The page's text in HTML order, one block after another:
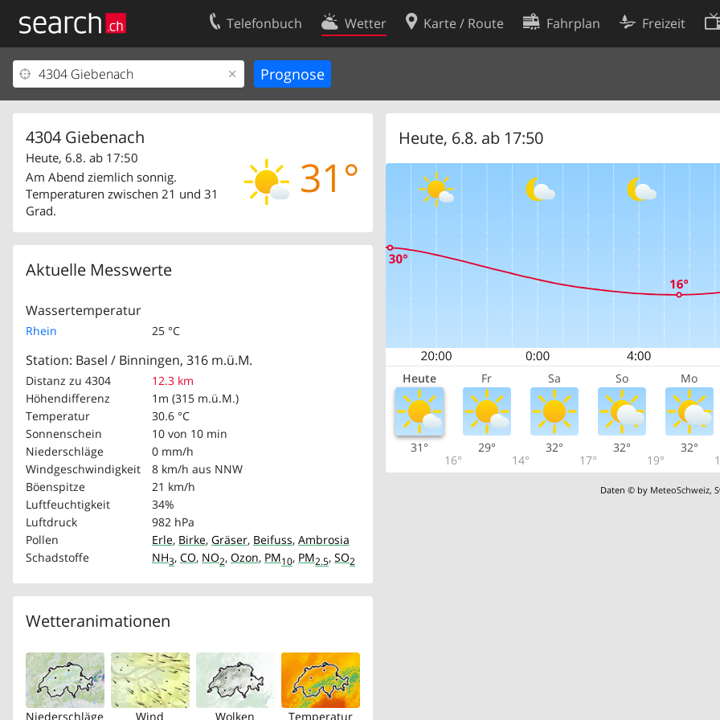
Telefonbuch Wetter Karte / Route Fahrplan Freizeit
4304 Giebenach
31°
Heute, 6.8. ab 17:50
Am Abend ziemlich sonnig.
Temperaturen zwischen 21 und 31
Grad.
Aktuelle Messwerte
Wassertemperatur
Rhein 25 °C
Station: Basel / Binningen, 316 m.ü.M.
Distanz zu 4304
12.3 km
Höhendifferenz
1m (315 m.ü.M.)
Temperatur
30.6 °C
Sonnenschein
10 von 10 min
Niederschläge
0 mm/h
Windgeschwindigkeit
8 km/h aus NNW
Böenspitze
21 km/h
Luftfeuchtigkeit
34%
Luftdruck
982 hPa
Pollen
Erle, Birke, Gräser, Beifuss, Ambrosia
Schadstoffe
NH3, CO, NO2, Ozon, PM10, PM2.5, SO2
Wetteranimationen
Niederschläge Wind Wolken Temperatur
Heute, 6.8. ab 17:50
Heute Fr Sa So Mo
31°
16°
29°
14°
32°
17°
32°
19°
32°
Daten © by MeteoSchweiz,
Ihr Eintrag
Kundencenter Geschäftskunden
Kontakt
Nutzungsbedingungen
Cookie-Einstellungen